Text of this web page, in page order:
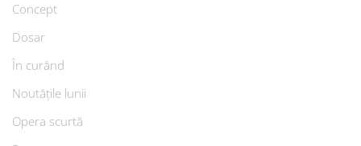
Concept
Dosar
În curând
Noutățile lunii
Opera scurtă